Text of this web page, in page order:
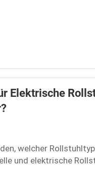
lange Zeit
Gerät auch sorgt
Elektrische
welcher
und elektrische